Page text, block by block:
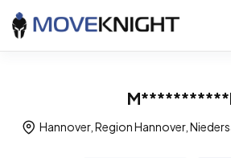
Hannover, Region Hannover,